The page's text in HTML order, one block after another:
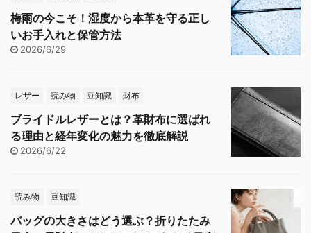
梅雨の今こそ！湿度から本革を守る正し
いお手入れと保管方法
2026/6/29
レザー 読み物 豆知識 財布
ブライドルレザーとは？革財布に選ばれ
る理由と経年変化の魅力を徹底解説
2026/6/22
読み物 豆知識
バッグの大きさはどう選ぶ？折りたたみ